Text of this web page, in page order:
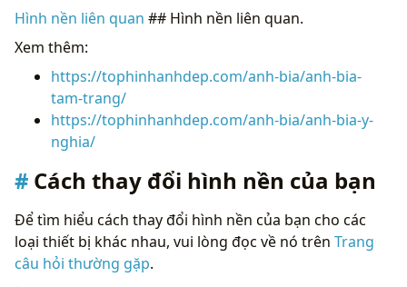
Hình nền liên quan ## Hình nền liên quan.
Xem thêm:
https://tophinhanhdep.com/anh-bia/anh-bia-
tam-trang/
https://tophinhanhdep.com/anh-bia/anh-bia-y-
nghia/
Cách thay đổi hình nền của bạn
Để tìm hiểu cách thay đổi hình nền của bạn cho các
loại thiết bị khác nhau, vui lòng đọc về nó trên Trang
câu hỏi thường gặp.